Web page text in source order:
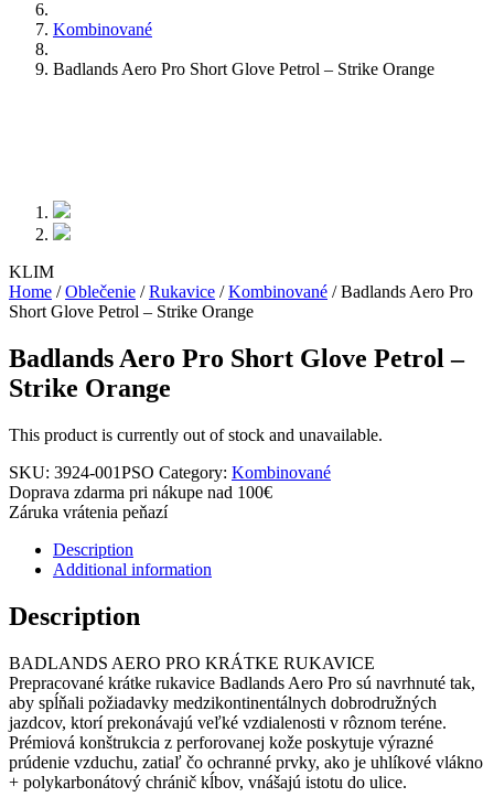
Kombinované
Badlands Aero Pro Short Glove Petrol – Strike Orange
KLIM
Home /Oblečenie /Rukavice /Kombinované / Badlands Aero Pro
Short Glove Petrol – Strike Orange
Badlands Aero Pro Short Glove Petrol –
Strike Orange
This product is currently out of stock and unavailable.
SKU: 3924-001PSO Category: Kombinované
Doprava zdarma pri nákupe nad 100€
Záruka vrátenia peňazí
Description
Additional information
Description
BADLANDS AERO PRO KRÁTKE RUKAVICE
Prepracované krátke rukavice Badlands Aero Pro sú navrhnuté tak,
aby spĺňali požiadavky medzikontinentálnych dobrodružných
jazdcov, ktorí prekonávajú veľké vzdialenosti v rôznom teréne.
Prémiová konštrukcia z perforovanej kože poskytuje výrazné
prúdenie vzduchu, zatiaľ čo ochranné prvky, ako je uhlíkové vlákno
+ polykarbonátový chránič kĺbov, vnášajú istotu do ulice.